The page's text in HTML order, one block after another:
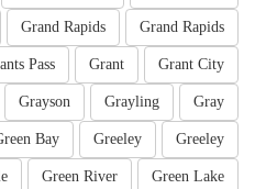
Grand Rapids
Grand Rapids
Grant City
Grant
Pass
Gray
Grayling
Grayson
Greeley
Greeley
Bay
Green Lake
Green River